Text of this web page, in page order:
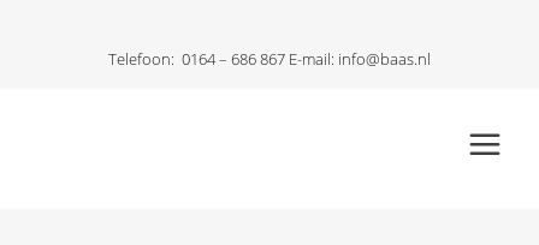
Telefoon: 0164 – 686 867 E-mail: info@baas.nl